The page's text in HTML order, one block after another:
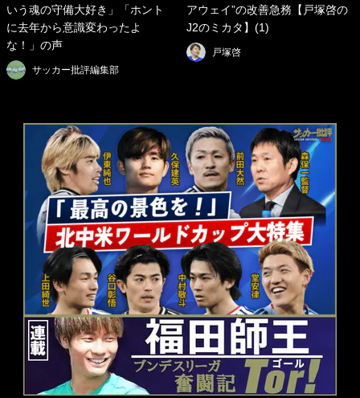
いう魂の守備大好き」「ホント
に去年から意識変わったよ
な！」の声
サッカー批評編集部
アウェイ”の改善急務【戸塚啓の
J2のミカタ】(1)
戸塚啓